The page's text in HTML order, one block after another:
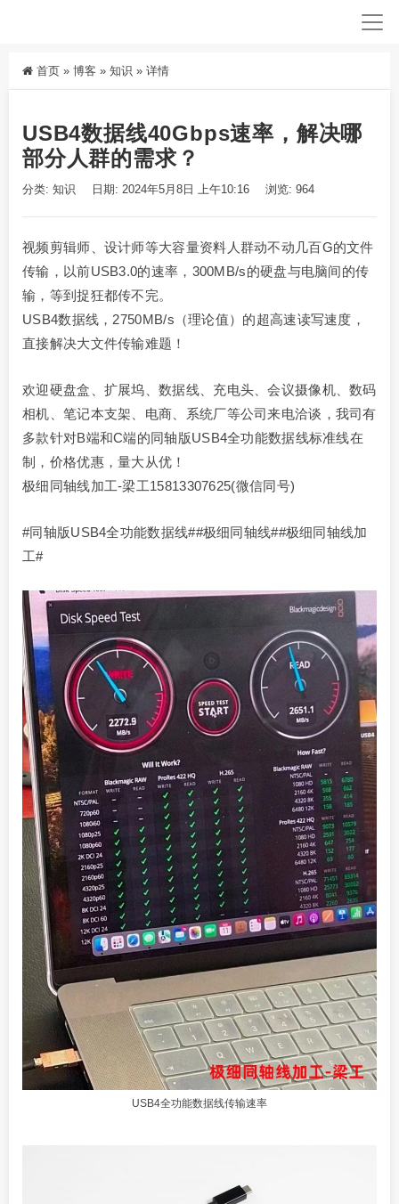
首页 » 博客 » 知识 » 详情
USB4数据线40Gbps速率，解决哪
部分人群的需求？
分类: 知识 日期: 2024年5月8日 上午10:16 浏览: 964
视频剪辑师、设计师等大容量资料人群动不动几百G的文件
传输，以前USB3.0的速率，300MB/s的硬盘与电脑间的传
输，等到捉狂都传不完。
USB4数据线，2750MB/s（理论值）的超高速读写速度，
直接解决大文件传输难题！
欢迎硬盘盒、扩展坞、数据线、充电头、会议摄像机、数码
相机、笔记本支架、电商、系统厂等公司来电洽谈，我司有
多款针对B端和C端的同轴版USB4全功能数据线标准线在
制，价格优惠，量大从优！
极细同轴线加工-梁工15813307625(微信同号)
#同轴版USB4全功能数据线##极细同轴线##极细同轴线加
工#
USB4全功能数据线传输速率